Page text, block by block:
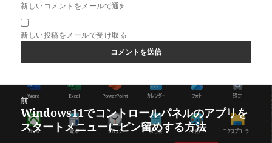
新しいコメントをメールで通知
新しい投稿をメールで受け取る
前
前
の
Windows11でコントロールパネルのアプリを
スタートメニューにピン留めする方法